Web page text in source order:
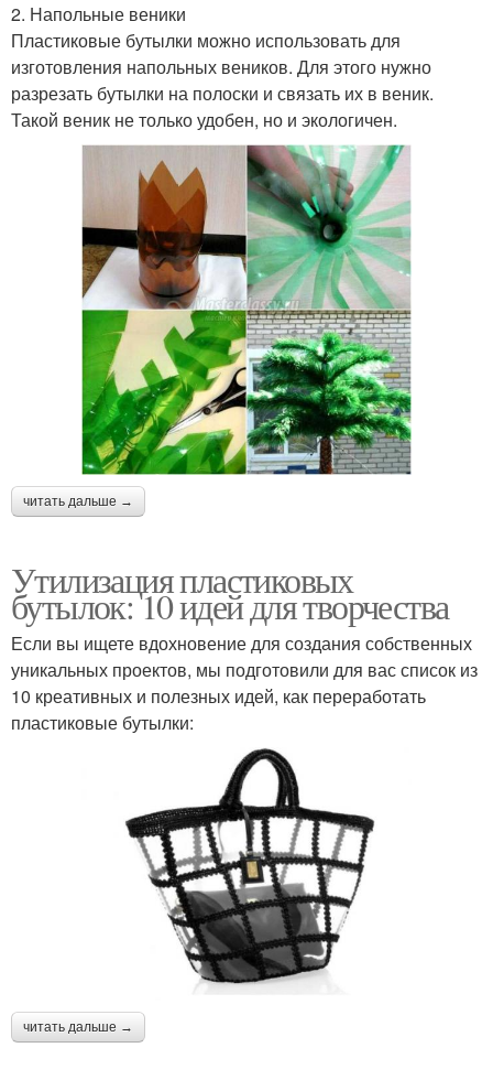
2. Напольные веники
Пластиковые бутылки можно использовать для
изготовления напольных веников. Для этого нужно
разрезать бутылки на полоски и связать их в веник.
Такой веник не только удобен, но и экологичен.
читать дальше →
Утилизация пластиковых
бутылок: 10 идей для творчества
Если вы ищете вдохновение для создания собственных
уникальных проектов, мы подготовили для вас список из
10 креативных и полезных идей, как переработать
пластиковые бутылки:
читать дальше →